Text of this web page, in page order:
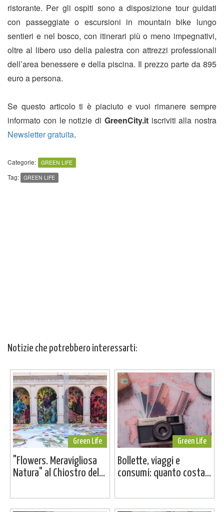
ristorante. Per gli ospiti sono a disposizione tour guidati
con passeggiate o escursioni in mountain bike lungo
sentieri e nel bosco, con itinerari più o meno impegnativi,
oltre al libero uso della palestra con attrezzi professionali
dell’area benessere e della piscina. Il prezzo parte da 895
euro a persona.
Se questo articolo ti è piaciuto e vuoi rimanere sempre
informato con le notizie di GreenCity.itiscriviti alla nostra
Newsletter gratuita.
Categorie: GREEN LIFE
Tag: GREEN LIFE
Notizie che potrebbero interessarti:
Green Life
"Flowers. Meravigliosa
Natura" al Chiostro del...
Green Life
Bollette, viaggi e
consumi: quanto costa...